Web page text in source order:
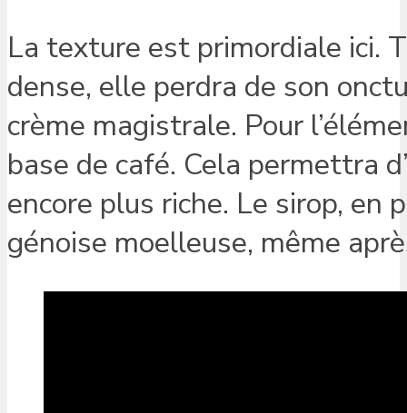
La texture est primordiale ici.
dense, elle perdra de son
crème magistrale. Pour
base de café. Cela permettra
encore plus riche. Le sirop, en
génoise moelleuse, même